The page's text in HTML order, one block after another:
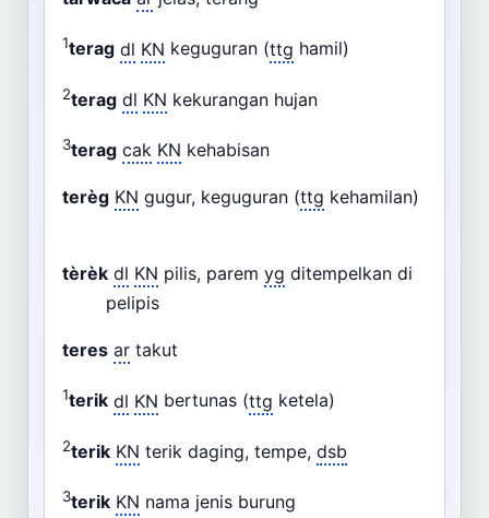
1terag dl KN keguguran (ttg hamil)
2terag dl KN kekurangan hujan
3terag cak KN kehabisan
terèg KN gugur, keguguran (ttg kehamilan)
tèrèk dl KN pilis, parem yg ditempelkan di
pelipis
teres ar takut
1terik dl KN bertunas (ttg ketela)
2terik KN terik daging, tempe, dsb
3terik KN nama jenis burung